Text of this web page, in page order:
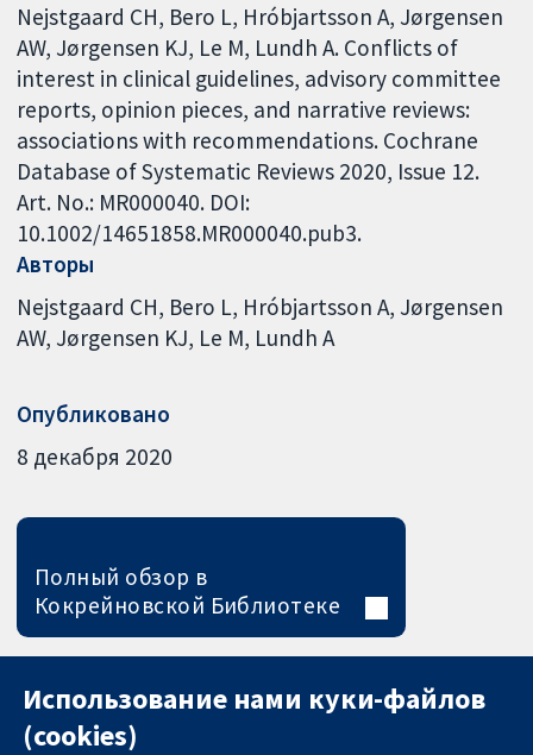
Nejstgaard CH, Bero L, Hróbjartsson A, Jørgensen
AW, Jørgensen KJ, Le M, Lundh A. Conflicts of
interest in clinical guidelines, advisory committee
reports, opinion pieces, and narrative reviews:
associations with recommendations. Cochrane
Database of Systematic Reviews 2020, Issue 12.
Art. No.: MR000040. DOI:
10.1002/14651858.MR000040.pub3.
Авторы
Nejstgaard CH Bero L Hróbjartsson A Jørgensen
AW Jørgensen KJ Le M Lundh A
Опубликовано
8 декабря 2020
Полный обзор в
Кокрейновской Библиотеке
Использование нами куки-файлов
(cookies)